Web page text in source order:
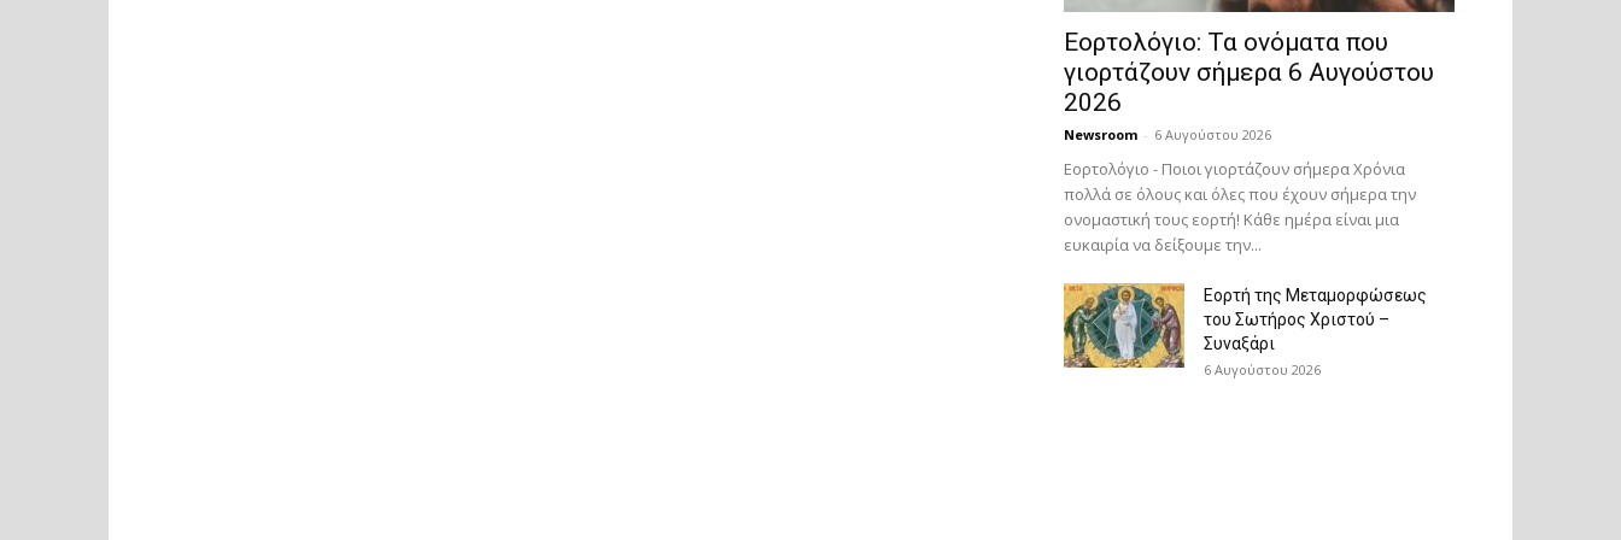
Εορτολόγιο: Τα ονόματα που
γιορτάζουν σήμερα 6 Αυγούστου
2026
Newsroom - 6 Αυγούστου 2026
Εορτολόγιο - Ποιοι γιορτάζουν σήμερα Χρόνια
πολλά σε όλους και όλες που έχουν σήμερα την
ονομαστική τους εορτή! Κάθε ημέρα είναι μια
ευκαιρία να δείξουμε την...
Εορτή της Μεταμορφώσεως
του Σωτήρος Χριστού –
Συναξάρι
6 Αυγούστου 2026